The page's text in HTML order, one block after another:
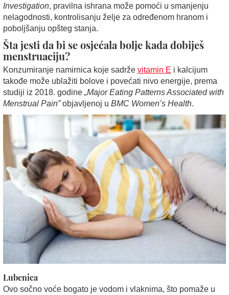
Investigation, pravilna ishrana može pomoći u smanjenju
nelagodnosti, kontrolisanju želje za određenom hranom i
poboljšanju opšteg stanja.
Šta jesti da bi se osjećala bolje kada dobiješ
menstruaciju?
Konzumiranje namirnica koje sadrže vitamin E i kalcijum
takođe može ublažiti bolove i povećati nivo energije, prema
studiji iz 2018. godine „Major Eating Patterns Associated with
Menstrual Pain”objavljenoj u BMC Women’s Health.
Lubenica
Ovo sočno voće bogato je vodom i vlaknima, što pomaže u